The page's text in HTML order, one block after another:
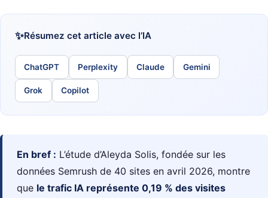
Résumez cet article avec l’IA
ChatGPT Perplexity Claude Gemini
Grok Copilot
En bref : L’étude d’Aleyda Solis, fondée sur les
données Semrush de 40 sites en avril 2026, montre
que le trafic IA représente 0,19 % des visites